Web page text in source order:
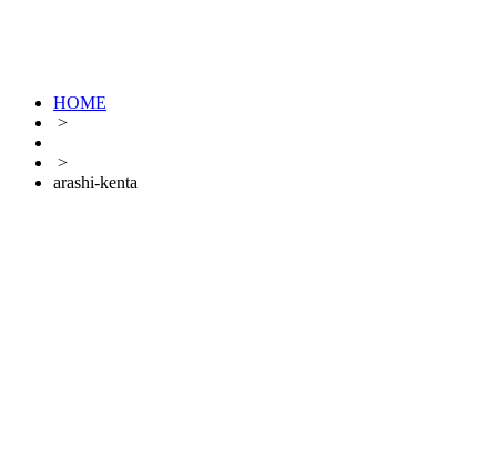
HOME
>
>
arashi-kenta